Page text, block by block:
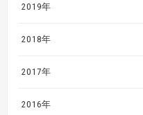
2019年
2018年
2017年
2016年